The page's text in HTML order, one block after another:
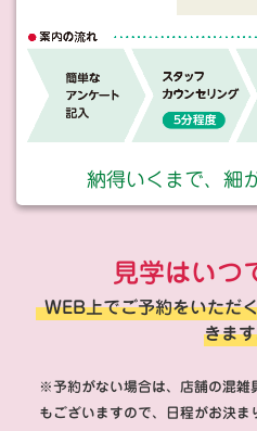
納得いくまで、細
見学はいつ
WEB上でご予約をいただ
きま
※予約がない場合は、店舗の混雑
もございますので、日程がお決